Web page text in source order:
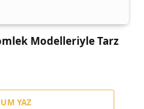
Modelleriyle Tarz
YAZ